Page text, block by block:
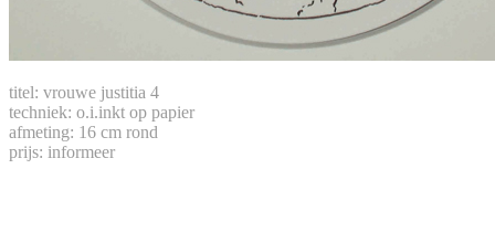
titel: vrouwe justitia 4
techniek: o.i.inkt op papier
afmeting: 16 cm rond
prijs: informeer